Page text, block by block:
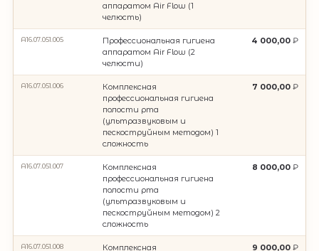
аппаратом Air Flow (1
челюсть)
A16.07.051.005
Профессиональная гигиена
аппаратом Air Flow (2
челюсти)
4 000,00
A16.07.051.006
Комплексная
профессиональная гигиена
полости рта
(ультразвуковым и
пескоструйным методом) 1
сложность
7 000,00
A16.07.051.007
Комплексная
профессиональная гигиена
полости рта
(ультразвуковым и
пескоструйным методом) 2
сложность
8 000,00
A16.07.051.008
Комплексная
9 000,00